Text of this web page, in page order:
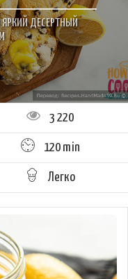
ЯРКИЙ ДЕСЕРТНЫЙ
3 220
120 min
Легко